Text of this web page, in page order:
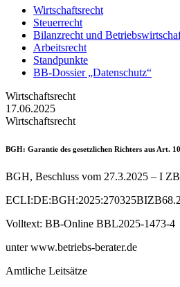
Wirtschaftsrecht
Steuerrecht
Bilanzrecht und
Arbeitsrecht
Standpunkte
BB-Dossier „Datenschutz“
Wirtschaftsrecht
17.06.2025
Wirtschaftsrecht
BGH: Garantie des gesetzlichen Richters aus Art.
BGH, Beschluss vom 27.3.2025 – I
Volltext: BB-Online BBL2025-1473-4
unter www.betriebs-berater.de
Amtliche Leitsätze